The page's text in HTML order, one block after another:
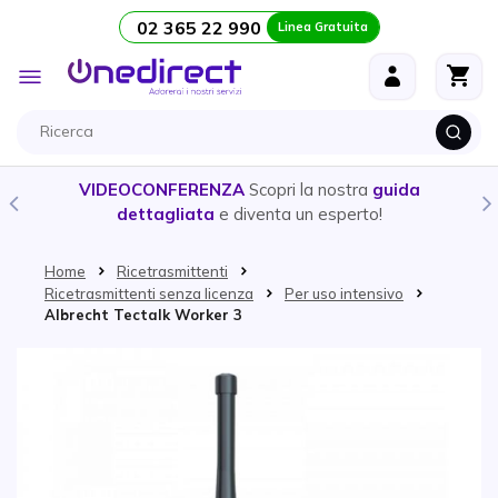
Salta al contenuto 02 365 22 990 Linea Gratuita
Toggle
Nav
VIDEOCONFERENZA Scopri la nostra guida
dettagliata e diventa un esperto!
Home
Ricetrasmittenti
Ricetrasmittenti senza licenza
Per uso intensivo
Albrecht Tectalk Worker 3